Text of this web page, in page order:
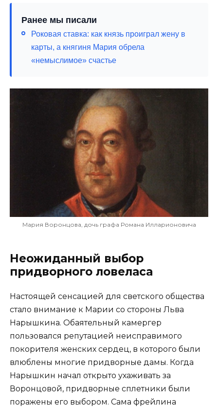
Ранее мы писали
Роковая ставка: как князь проиграл жену в
карты, а княгиня Мария обрела
«немыслимое» счастье
Мария Воронцова, дочь графа Романа Илларионовича
Неожиданный выбор
придворного ловеласа
Настоящей сенсацией для светского общества
стало внимание к Марии со стороны Льва
Нарышкина. Обаятельный камергер
пользовался репутацией неисправимого
покорителя женских сердец, в которого были
влюблены многие придворные дамы. Когда
Нарышкин начал открыто ухаживать за
Воронцовой, придворные сплетники были
поражены его выбором. Сама фрейлина